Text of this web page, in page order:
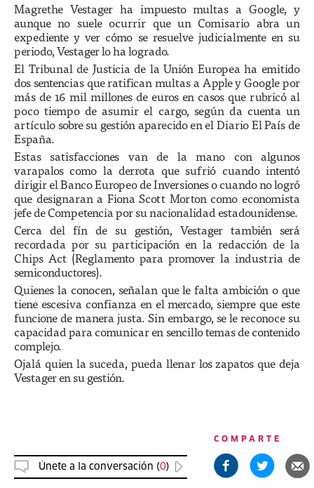
Magrethe Vestager ha impuesto multas a Google, y
aunque no suele ocurrir que un Comisario abra un
expediente y ver cómo se resuelve judicialmente en su
periodo, Vestager lo ha logrado.
El Tribunal de Justicia de la Unión Europea ha emitido
dos sentencias que ratifican multas a Apple y Google por
más de 16 mil millones de euros en casos que rubricó al
poco tiempo de asumir el cargo, según da cuenta un
artículo sobre su gestión aparecido en el Diario El País de
España.
Estas satisfacciones van de la mano con algunos
varapalos como la derrota que sufrió cuando intentó
dirigir el Banco Europeo de Inversiones o cuando no logró
que designaran a Fiona Scott Morton como economista
jefe de Competencia por su nacionalidad estadounidense.
Cerca del fín de su gestión, Vestager también será
recordada por su participación en la redacción de la
Chips Act (Reglamento para promover la industria de
semiconductores).
Quienes la conocen, señalan que le falta ambición o que
tiene escesiva confianza en el mercado, siempre que este
funcione de manera justa. Sin embargo, se le reconoce su
capacidad para comunicar en sencillo temas de contenido
complejo.
Ojalá quien la suceda, pueda llenar los zapatos que deja
Vestager en su gestión.
Únete a la conversación (0)
COMPARTE